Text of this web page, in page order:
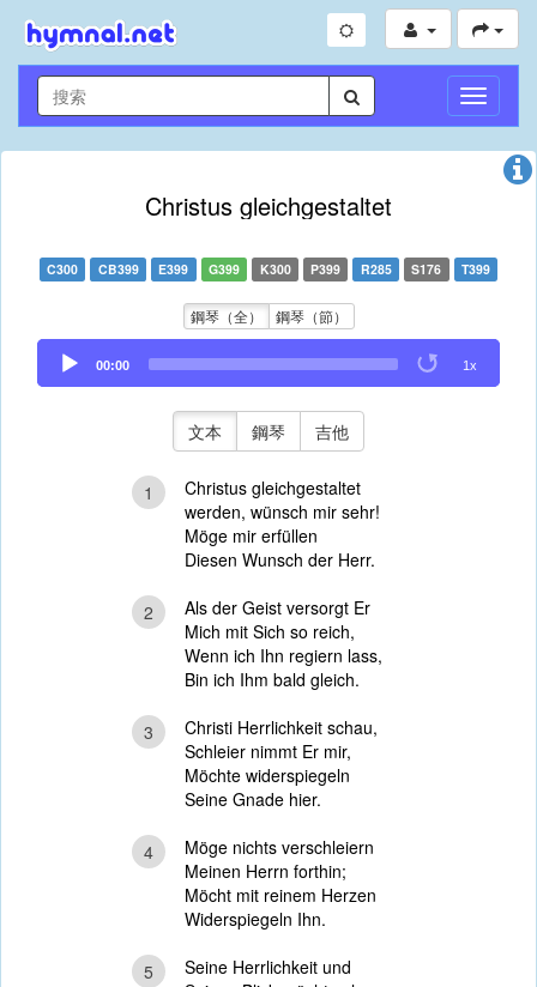
切
換
導
Christus gleichgestaltet
C300 CB399 E399 G399 K300 P399 R285 S176 T399
鋼琴（全） 鋼琴（節）
Audio
Player
00:00 1x
文本 鋼琴 吉他
1
Christus gleichgestaltet
werden, wünsch mir sehr!
Möge mir erfüllen
Diesen Wunsch der Herr.
2
Als der Geist versorgt Er
Mich mit Sich so reich,
Wenn ich Ihn regiern lass,
Bin ich Ihm bald gleich.
3
Christi Herrlichkeit schau,
Schleier nimmt Er mir,
Möchte widerspiegeln
Seine Gnade hier.
4
Möge nichts verschleiern
Meinen Herrn forthin;
Möcht mit reinem Herzen
Widerspiegeln Ihn.
5
Seine Herrlichkeit und